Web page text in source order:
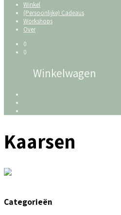
Winkel
(Persoonlijke) Cadeaus
Workshops
Over
0
0
Winkelwagen
Kaarsen
Categorieën